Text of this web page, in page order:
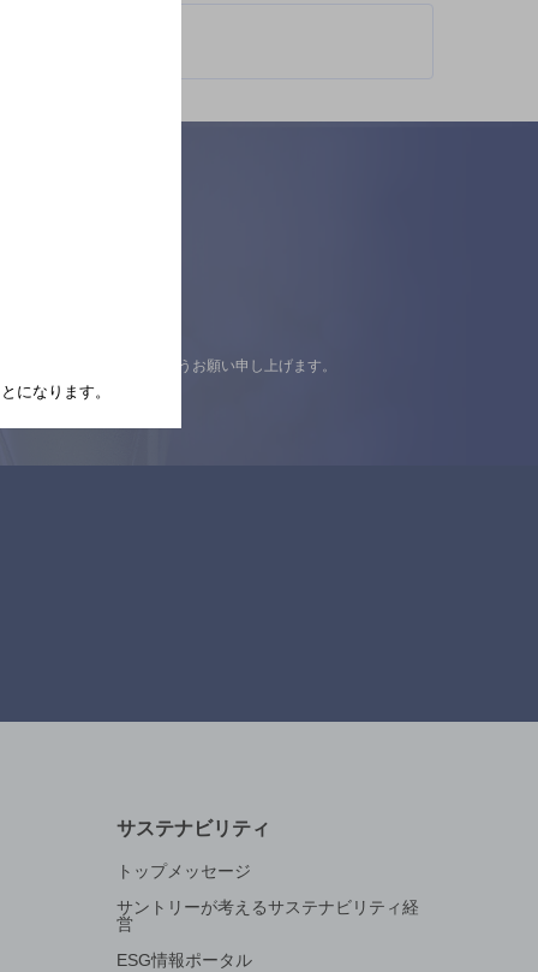
の上ご来店くださいますようお願い申し上げます。
サステナビリティ
トップメッセージ
サントリーが考えるサステナビリティ経
営
ESG情報ポータル
になります。